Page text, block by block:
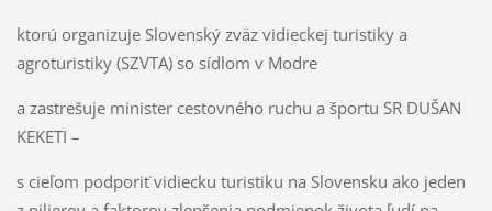
ktorú organizuje Slovenský zväz vidieckej turistiky a
agroturistiky (SZVTA) so sídlom v Modre
a zastrešuje minister cestovného ruchu a športu SR DUŠAN
KEKETI –
s cieľom podporiť vidiecku turistiku na Slovensku ako jeden